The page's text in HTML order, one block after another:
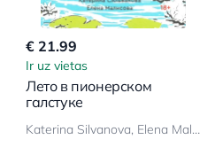
€ 21.99
Ir uz vietas
Лето в пионерском
галстуке
Katerina Silvanova, Elena Malisova